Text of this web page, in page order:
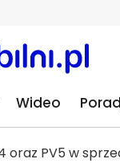
Wideo
oraz PV5 w